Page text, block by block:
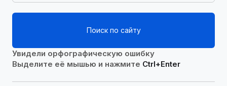
Поиск по сайту
Увидели орфографическую ошибку
Выделите её мышью и нажмите Ctrl+Enter